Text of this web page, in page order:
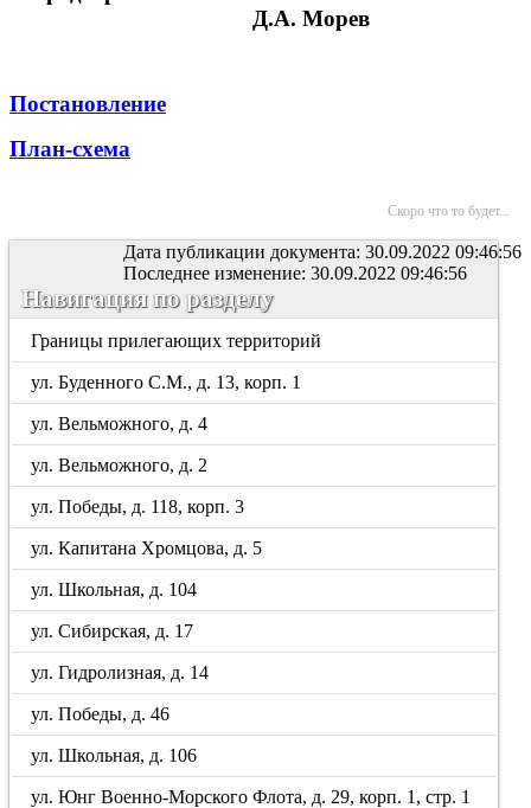
Д.А. Морев
Постановление
План-схема
Скоро что то будет...
Дата публикации документа: 30.09.2022 09:46:56
Последнее изменение: 30.09.2022 09:46:56
Навигация по разделу
Границы прилегающих территорий
ул. Буденного С.М., д. 13, корп. 1
ул. Вельможного, д. 4
ул. Вельможного, д. 2
ул. Победы, д. 118, корп. 3
ул. Капитана Хромцова, д. 5
ул. Школьная, д. 104
ул. Сибирская, д. 17
ул. Гидролизная, д. 14
ул. Победы, д. 46
ул. Школьная, д. 106
ул. Юнг Военно-Морского Флота, д. 29, корп. 1, стр. 1